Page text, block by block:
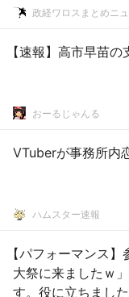
の？」政経ワロスまとめニ
【速報】高市早苗
おーるじゃんる
VTuberが事務所内
ハムスター速報
【パフォーマンス
大祭に来ましたｗ
す。役に立ちました